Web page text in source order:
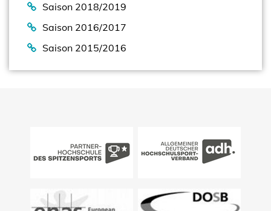
Saison 2018/2019
Saison 2016/2017
Saison 2015/2016